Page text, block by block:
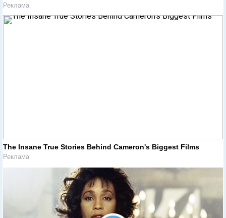
Реклама
The Insane True Stories Behind Cameron's Biggest Films
Реклама